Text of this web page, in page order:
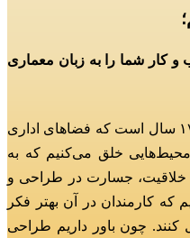
کسب و کار شما را به زبان معماری
در گروه معماری دارکوب، بیش از ۱۷ سال است که فضاهای اداری
محیط‌هایی خلق می‌کنیم که به
خلاقیت، جسارت در طراحی و
کارمندان در آن بهتر فکر
کنند. چون باور داریم طراحی